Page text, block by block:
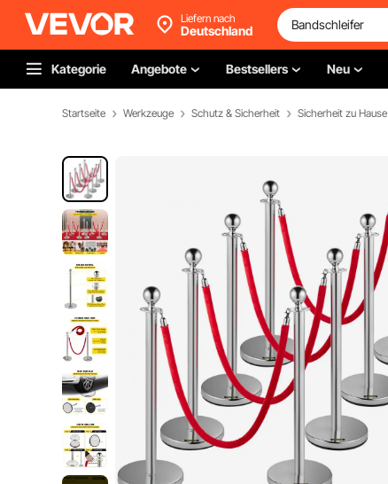
Liefern nach
Deutschland
Kategorie Angebote Bestsellers Neu
Startseite Werkzeuge Schutz & Sicherheit Sicherheit zu Hause